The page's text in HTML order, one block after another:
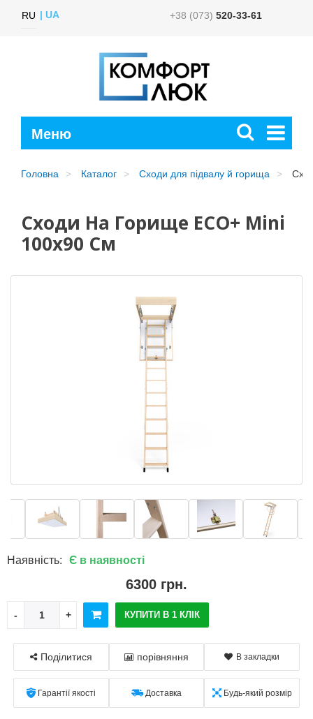
RU UA +38 (073) 520-33-61
Головна Каталог Сходи для підвалу й горища
Сходи На Горище ECO+ Mini
100х90 См
Наявність: Є в наявності
6300 грн.
КУПИТИ В 1 КЛІК
Поділитися порівняння В закладки
Гарантії якості Доставка Будь-який розмір